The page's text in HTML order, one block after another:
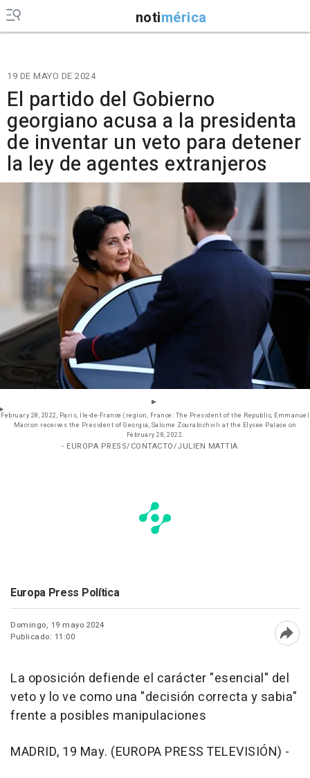
notimérica
19 DE MAYO DE 2024
El partido del Gobierno
georgiano acusa a la presidenta
de inventar un veto para detener
la ley de agentes extranjeros
February 28, 2022, Paris, Ile-de-France (region, France: The President of the Republic, Emmanuel
Macron receives the President of Georgia, Salome Zourabichvili at the Elysee Palace on
February 28, 2022.
- EUROPA PRESS/CONTACTO/JULIEN MATTIA
Europa Press Política
Domingo, 19 mayo 2024
Publicado: 11:00
La oposición defiende el carácter "esencial" del
veto y lo ve como una "decisión correcta y sabia"
frente a posibles manipulaciones
MADRID, 19 May. (EUROPA PRESS TELEVISIÓN) -